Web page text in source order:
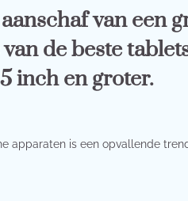
van een
de beste
inch en groter.
apparaten is een opvallende